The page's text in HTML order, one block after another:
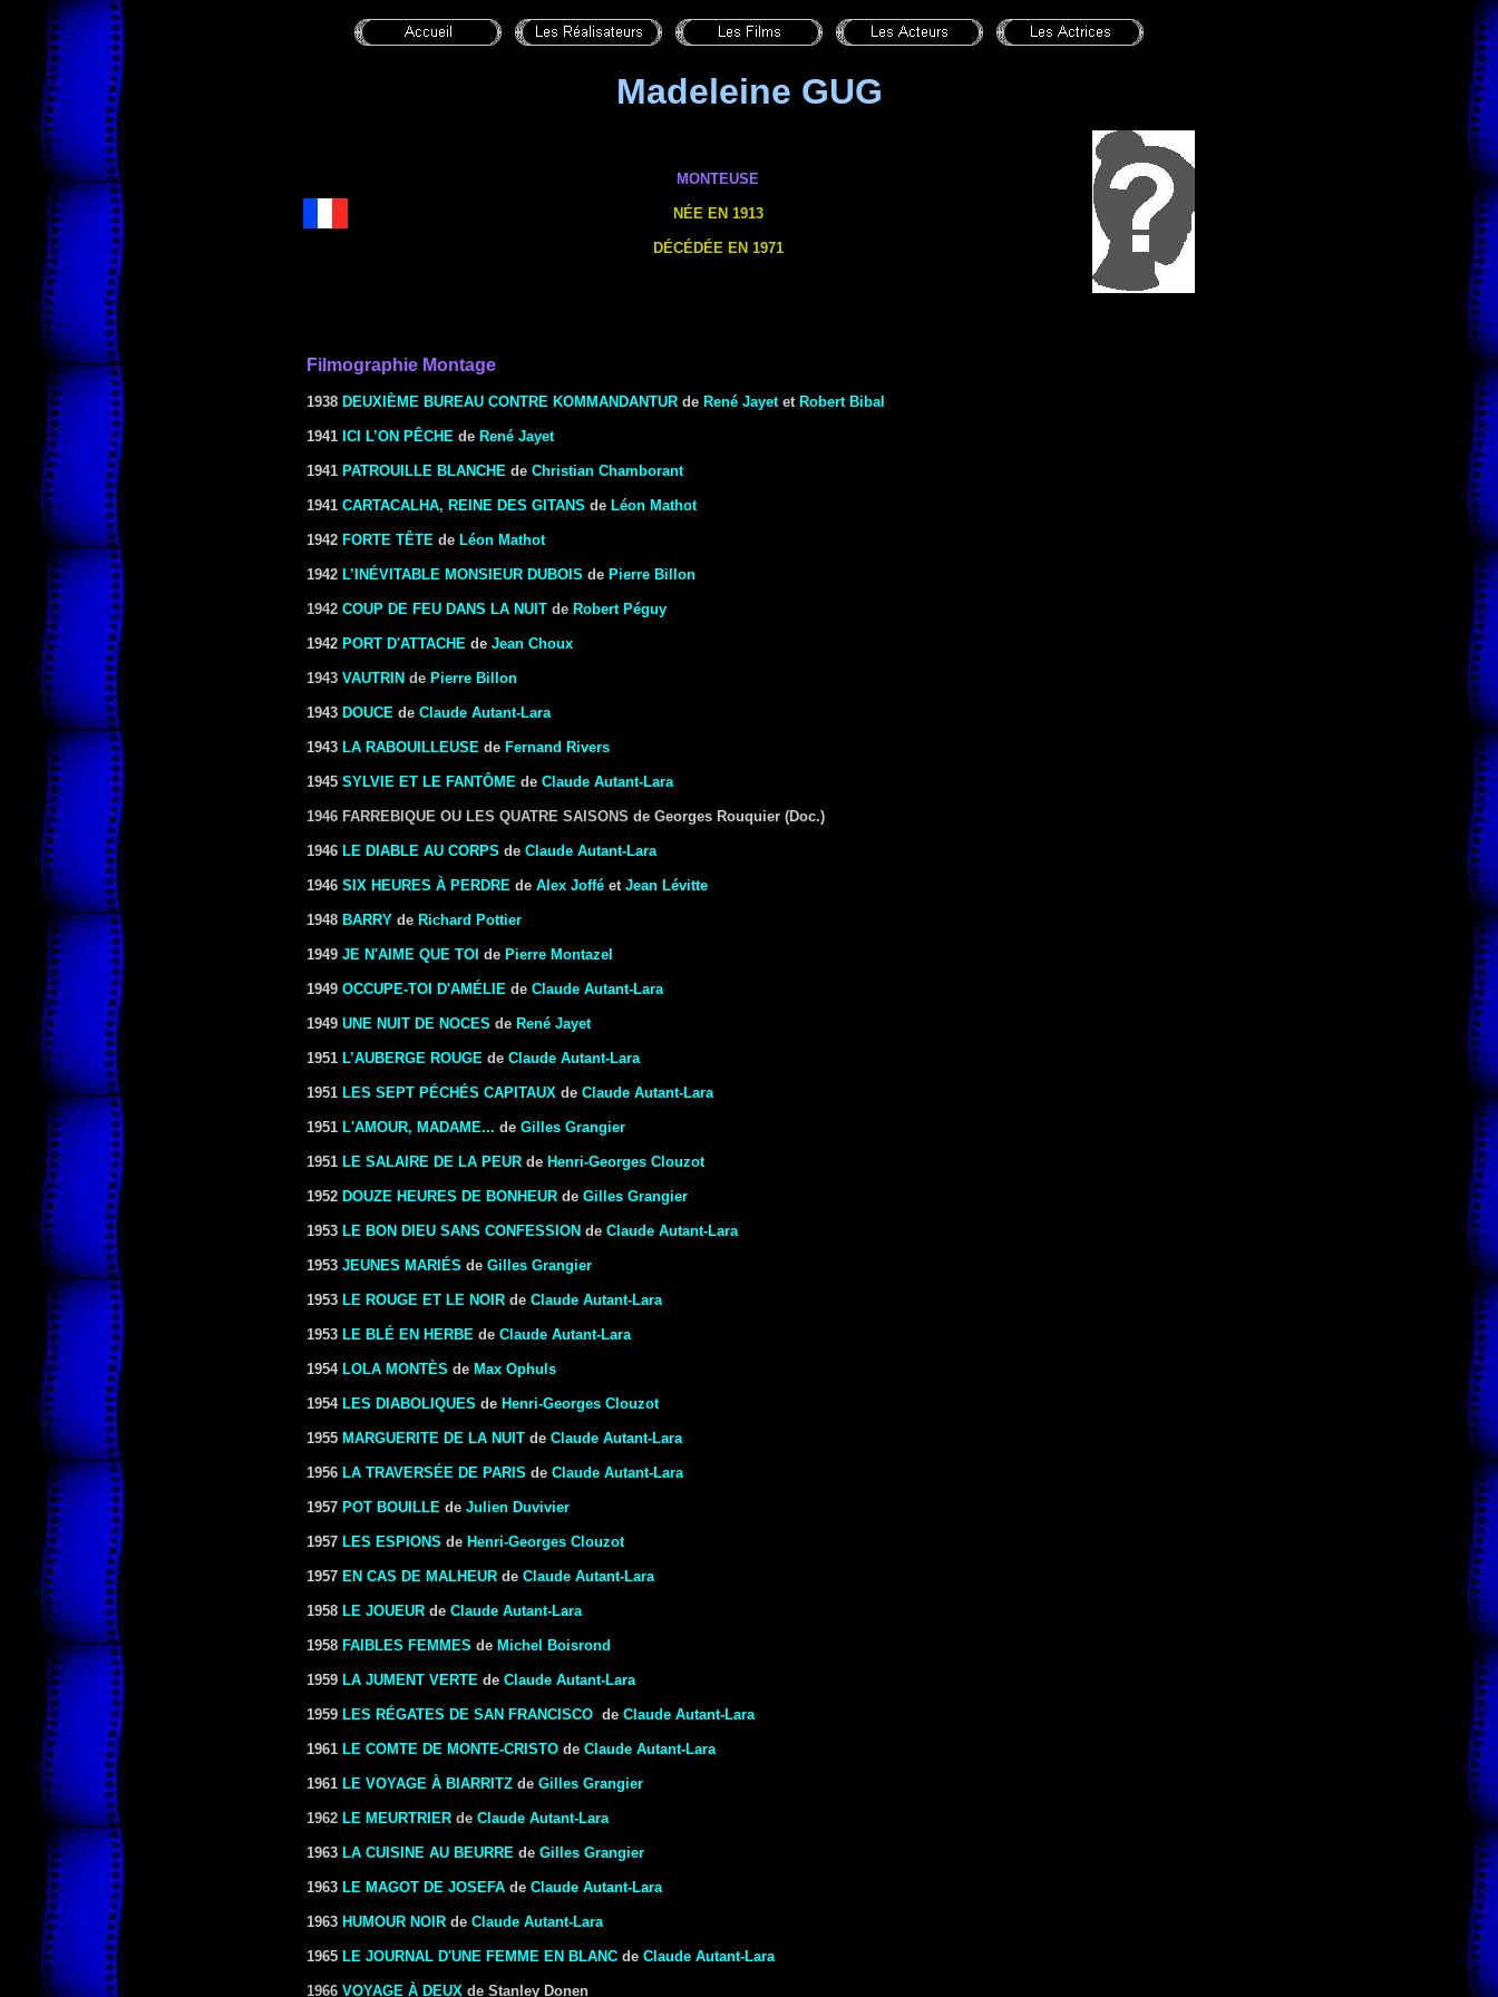
Madeleine GUG
MONTEUSE
NÉE EN 1913
DÉCÉDÉE EN 1971
Filmographie Montage
1938 DEUXIÈME BUREAU CONTRE KOMMANDANTUR de René Jayetet Robert Bibal
1941 ICI L’ON PÊCHE de René Jayet
1941 PATROUILLE BLANCHE de Christian Chamborant
1941 CARTACALHA, REINE DES GITANS de Léon Mathot
1942 FORTE TÊTE de Léon Mathot
1942 L’INÉVITABLE MONSIEUR DUBOIS de Pierre Billon
1942 COUP DE FEU DANS LA NUIT de Robert Péguy
1942 PORT D'ATTACHE de Jean Choux
1943 VAUTRIN de Pierre Billon
1943 DOUCE de Claude Autant-Lara
1943 LA RABOUILLEUSE de Fernand Rivers
1945 SYLVIE ET LE FANTÔME de Claude Autant-Lara
1946 FARREBIQUE OU LES QUATRE SAISONS de Georges Rouquier (Doc.)
1946 LE DIABLE AU CORPS de Claude Autant-Lara
1946 SIX HEURES À PERDRE de Alex Joffé et Jean Lévitte
1948 BARRY de Richard Pottier
1949 JE N'AIME QUE TOI de Pierre Montazel
1949 OCCUPE-TOI D'AMÉLIE de Claude Autant-Lara
1949 UNE NUIT DE NOCES de René Jayet
1951 L’AUBERGE ROUGE de Claude Autant-Lara
1951 LES SEPT PÉCHÉS CAPITAUX de Claude Autant-Lara
1951 L'AMOUR, MADAME... de Gilles Grangier
1951 LE SALAIRE DE LA PEUR de Henri-Georges Clouzot
1952 DOUZE HEURES DE BONHEUR de Gilles Grangier
1953 LE BON DIEU SANS CONFESSION de Claude Autant-Lara
1953 JEUNES MARIÉS de Gilles Grangier
1953 LE ROUGE ET LE NOIR de Claude Autant-Lara
1953 LE BLÉ EN HERBE de Claude Autant-Lara
1954 LOLA MONTÈS de Max Ophuls
1954 LES DIABOLIQUES de Henri-Georges Clouzot
1955 MARGUERITE DE LA NUIT de Claude Autant-Lara
1956 LA TRAVERSÉE DE PARIS de Claude Autant-Lara
1957 POT BOUILLE de Julien Duvivier
1957 LES ESPIONS de Henri-Georges Clouzot
1957 EN CAS DE MALHEUR de Claude Autant-Lara
1958 LE JOUEUR de Claude Autant-Lara
1958 FAIBLES FEMMES de Michel Boisrond
1959 LA JUMENT VERTE de Claude Autant-Lara
1959 LES RÉGATES DE SAN FRANCISCO de Claude Autant-Lara
1961 LE COMTE DE MONTE-CRISTO de Claude Autant-Lara
1961 LE VOYAGE À BIARRITZ de Gilles Grangier
1962 LE MEURTRIER de Claude Autant-Lara
1963 LA CUISINE AU BEURRE de Gilles Grangier
1963 LE MAGOT DE JOSEFA de Claude Autant-Lara
1963 HUMOUR NOIR de Claude Autant-Lara
1965 LE JOURNAL D'UNE FEMME EN BLANC de Claude Autant-Lara
1966 VOYAGE À DEUX de Stanley Donen